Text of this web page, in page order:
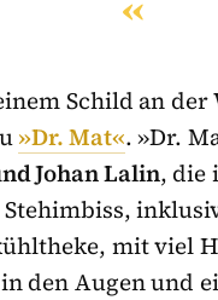
Schild an der
»Dr. Mat«. »Dr.
Johan Lalin, die
Stehimbiss,
mit viel
den Augen und